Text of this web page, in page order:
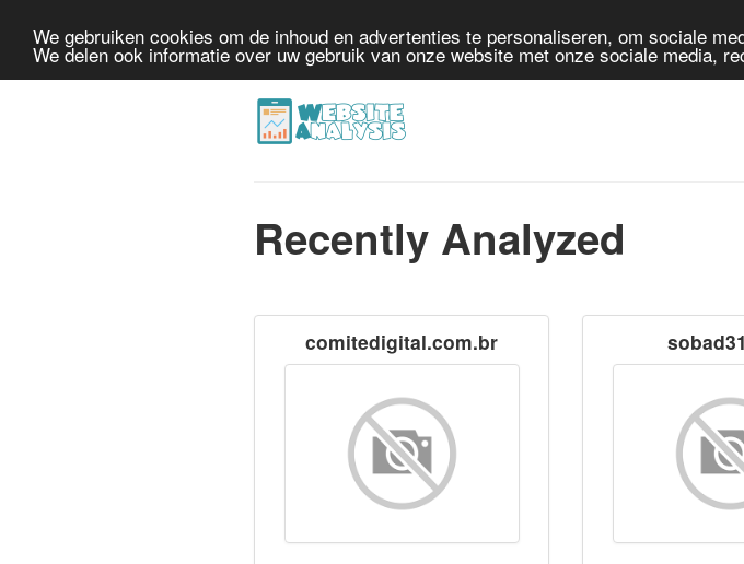
We gebruiken cookies om de inhoud en advertenties te personaliseren, om sociale
We delen ook informatie over uw gebruik van onze website met onze sociale media,
Recently Analyzed
comitedigital.com.br